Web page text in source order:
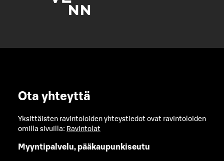
Ota yhteyttä
Yksittäisten ravintoloiden yhteystiedot ovat ravintoloiden
omilla sivuilla: Ravintolat
Myyntipalvelu, pääkaupunkiseutu